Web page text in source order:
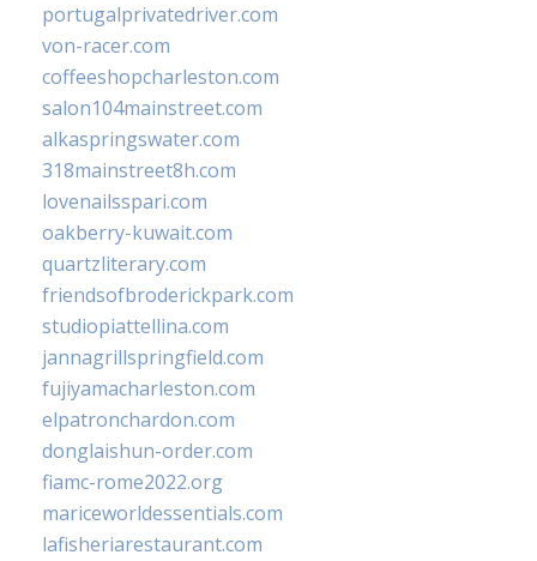
portugalprivatedriver.com
von-racer.com
coffeeshopcharleston.com
salon104mainstreet.com
alkaspringswater.com
318mainstreet8h.com
lovenailsspari.com
oakberry-kuwait.com
quartzliterary.com
friendsofbroderickpark.com
studiopiattellina.com
jannagrillspringfield.com
fujiyamacharleston.com
elpatronchardon.com
donglaishun-order.com
fiamc-rome2022.org
mariceworldessentials.com
lafisheriarestaurant.com